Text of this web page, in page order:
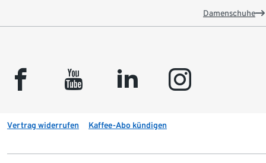
Damenschuhe
facebook youtube linkedin instagram
Vertrag widerrufen Kaffee-Abo kündigen